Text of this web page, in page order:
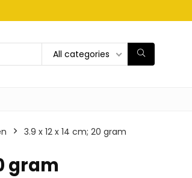
All categories
‎3.9 x 12 x 14 cm; 20 gram
gram